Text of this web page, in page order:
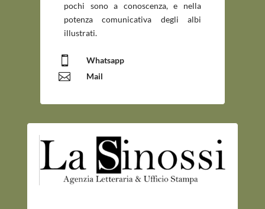
pochi sono a conoscenza, e nella
potenza comunicativa degli albi
illustrati.
 Whatsapp
 Mail